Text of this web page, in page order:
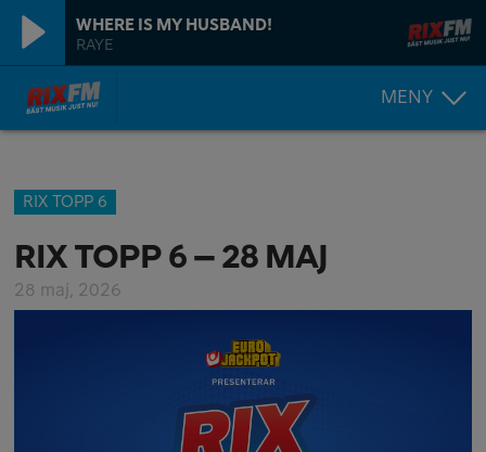
WHERE IS MY HUSBAND!
RAYE
MENY
RIX TOPP 6
RIX TOPP 6 – 28 MAJ
28 maj, 2026